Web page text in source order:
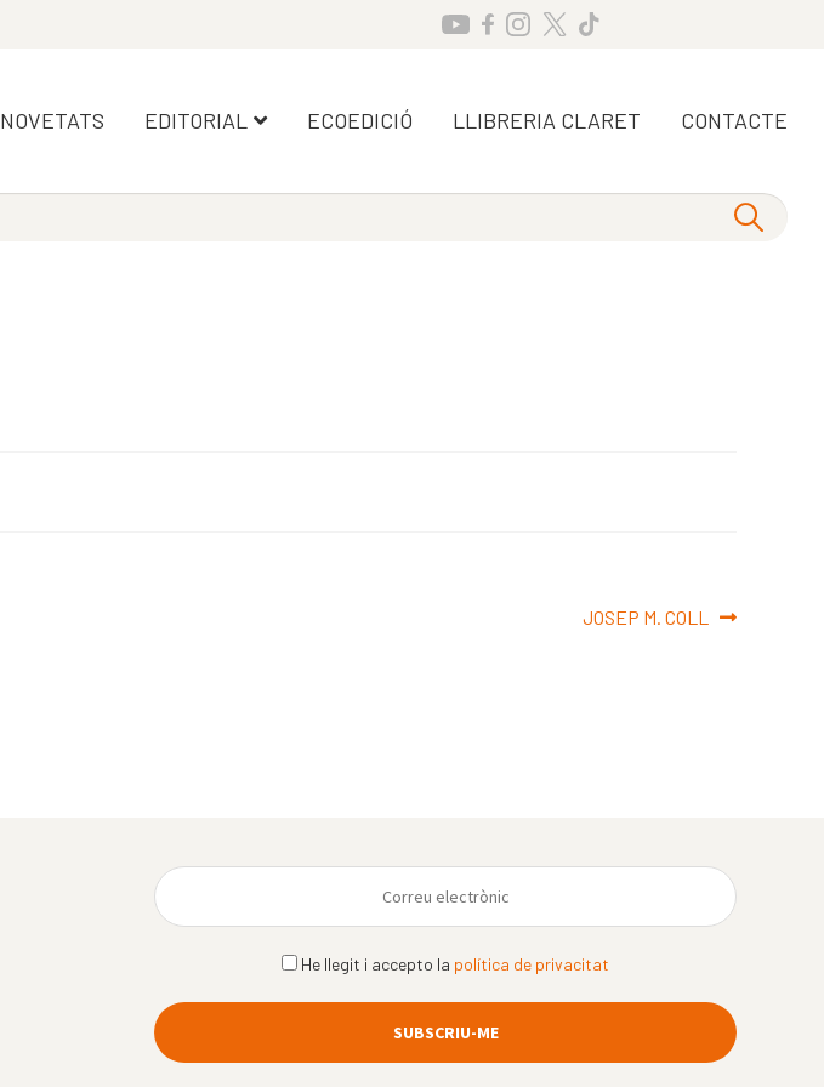
NOVETATS EDITORIAL ECOEDICIÓ LLIBRERIA CLARET CONTACTE
Pròxima
JOSEP M. COLL
He llegit i accepto la política de privacitat